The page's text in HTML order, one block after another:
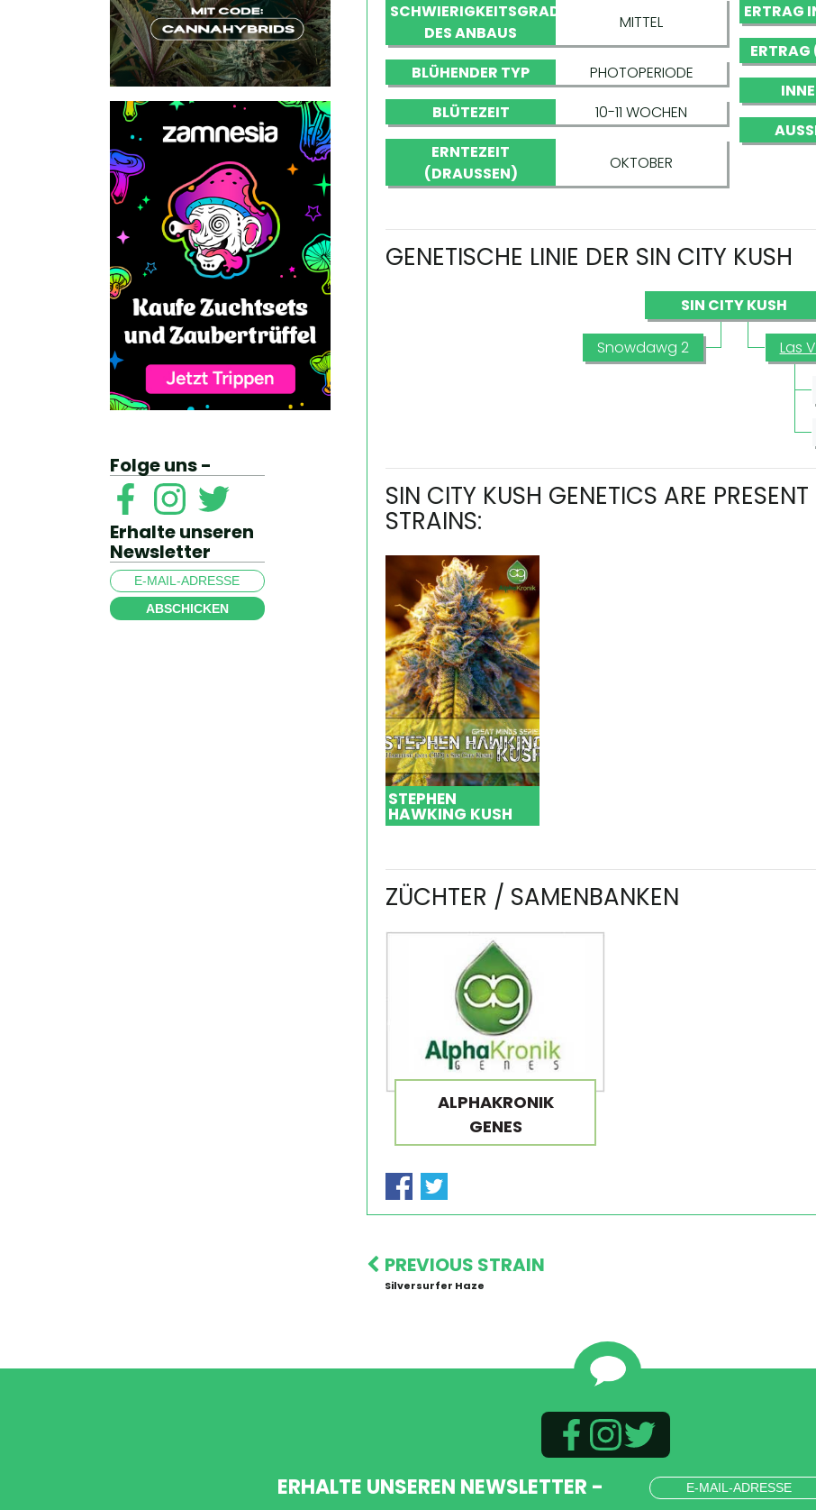
Folge uns -
Erhalte unseren
Newsletter
ABSCHICKEN
SCHWIERIGKEITSGRAD
DES ANBAUS
MITTEL
BLÜHENDER TYP
PHOTOPERIODE
BLÜTEZEIT
10-11 WOCHEN
ERNTEZEIT
(DRAUSSEN)
OKTOBER
ERTRAG
ERTRAG
GENETISCHE LINIE DER SIN CITY KUSH
SIN CITY KUSH
Snowdawg 2 Las
SIN CITY KUSH GENETICS ARE
STRAINS:
STEPHEN
HAWKING KUSH
ZÜCHTER / SAMENBANKEN
ALPHAKRONIK
GENES
PREVIOUS STRAIN
Silversurfer Haze
ERHALTE UNSEREN NEWSLETTER -